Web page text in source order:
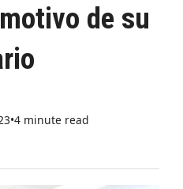
de su
•4 minute read